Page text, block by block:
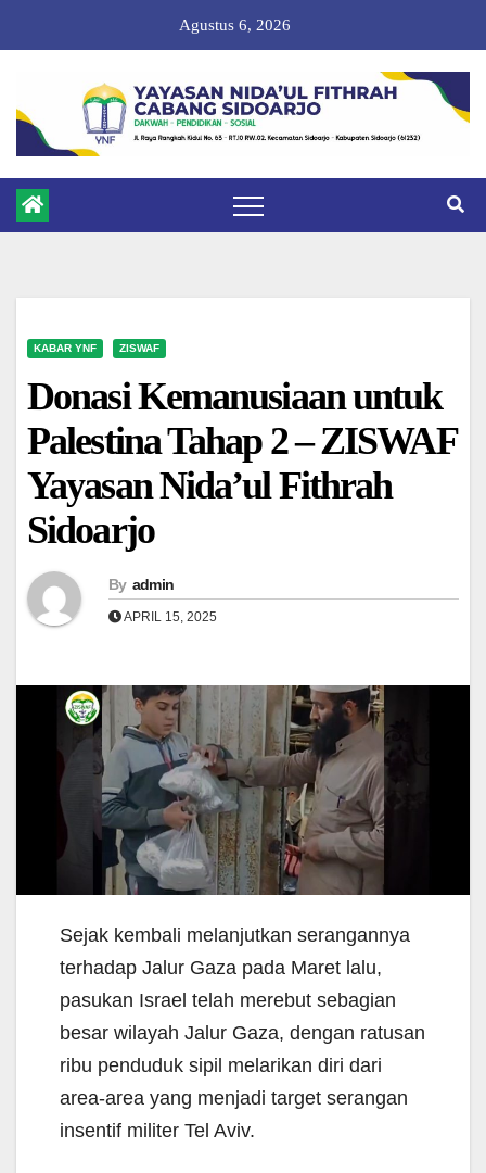
to
Agustus 6, 2026
KABAR YNF ZISWAF
Donasi Kemanusiaan untuk
Palestina Tahap 2 – ZISWAF
Yayasan Nida’ul Fithrah
Sidoarjo
By admin
APRIL 15, 2025
Sejak kembali melanjutkan serangannya
terhadap Jalur Gaza pada Maret lalu,
pasukan Israel telah merebut sebagian
besar wilayah Jalur Gaza, dengan ratusan
ribu penduduk sipil melarikan diri dari
area-area yang menjadi target serangan
insentif militer Tel Aviv.